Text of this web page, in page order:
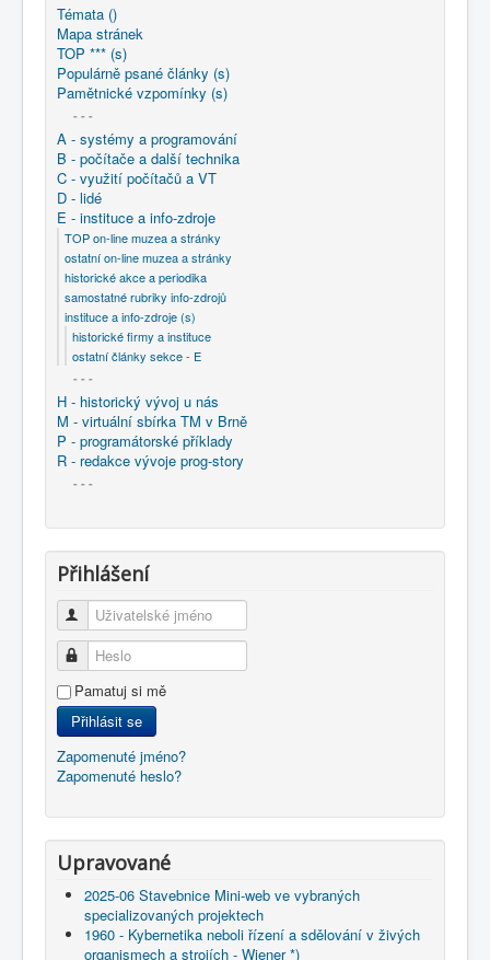
O nás
Úvod
E - instituce a info-zdroje
instituce a info-zdroje (s)
historické firmy a instituce
Témata ()
Mapa stránek
TOP *** (s)
Populárně psané články (s)
Pamětnické vzpomínky (s)
- - -
A - systémy a programování
B - počítače a další technika
C - využití počítačů a VT
D - lidé
E - instituce a info-zdroje
TOP on-line muzea a stránky
ostatní on-line muzea a stránky
historické akce a periodika
samostatné rubriky info-zdrojů
instituce a info-zdroje (s)
historické firmy a instituce
ostatní články sekce - E
- - -
H - historický vývoj u nás
M - virtuální sbírka TM v Brně
P - programátorské příklady
R - redakce vývoje prog-story
- - -
Přihlášení
Uživatelské jméno
Heslo
Pamatuj si mě
Přihlásit se
Zapomenuté jméno?
Zapomenuté heslo?
Upravované
2025-06 Stavebnice Mini-web ve vybraných
specializovaných projektech
1960 - Kybernetika neboli řízení a sdělování v živých
organismech a strojích - Wiener *)